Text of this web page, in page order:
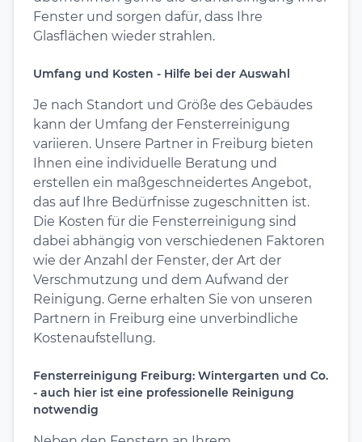
Fenster und sorgen dafür, dass Ihre
Glasflächen wieder strahlen.
Umfang und Kosten - Hilfe bei der Auswahl
Je nach Standort und Größe des Gebäudes
kann der Umfang der Fensterreinigung
variieren. Unsere Partner in Freiburg bieten
Ihnen eine individuelle Beratung und
erstellen ein maßgeschneidertes Angebot,
das auf Ihre Bedürfnisse zugeschnitten ist.
Die Kosten für die Fensterreinigung sind
dabei abhängig von verschiedenen Faktoren
wie der Anzahl der Fenster, der Art der
Verschmutzung und dem Aufwand der
Reinigung. Gerne erhalten Sie von unseren
Partnern in Freiburg eine unverbindliche
Kostenaufstellung.
Fensterreinigung Freiburg: Wintergarten und Co.
- auch hier ist eine professionelle Reinigung
notwendig